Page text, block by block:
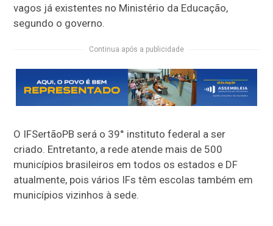
vagos já existentes no Ministério da Educação,
segundo o governo.
Continua após a publicidade
O IFSertãoPB será o 39° instituto federal a ser
criado. Entretanto, a rede atende mais de 500
municípios brasileiros em todos os estados e DF
atualmente, pois vários IFs têm escolas também em
municípios vizinhos à sede.